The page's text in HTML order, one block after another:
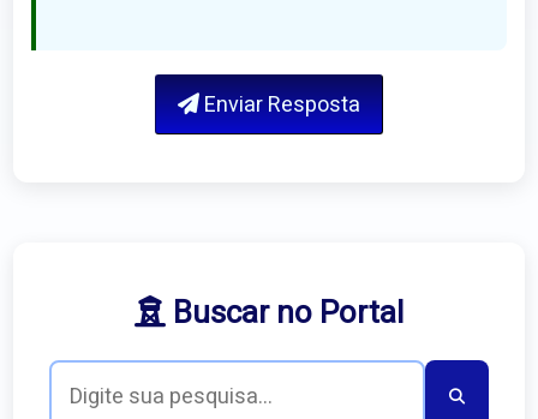
Enviar Resposta
Buscar no Portal